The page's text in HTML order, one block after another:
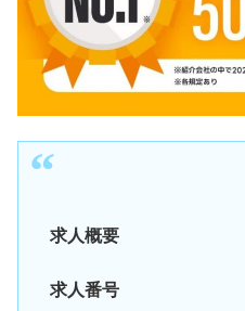
求人概要
求人番号